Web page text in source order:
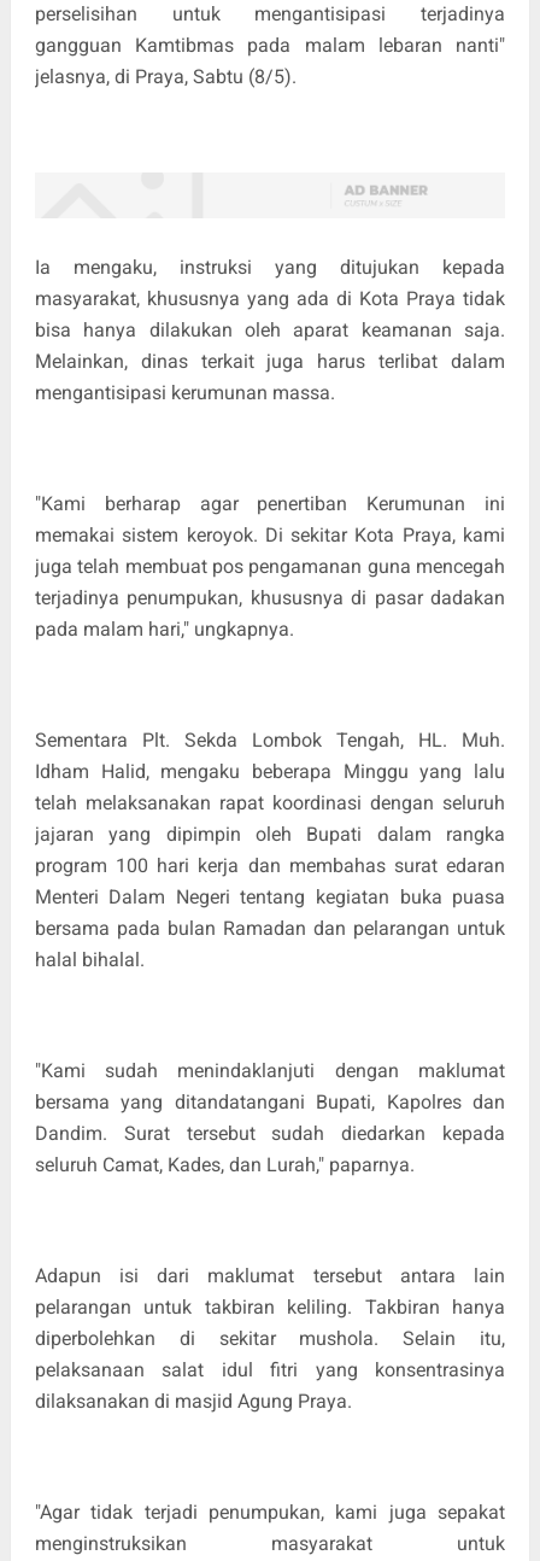
perselisihan untuk mengantisipasi terjadinya
gangguan Kamtibmas pada malam lebaran nanti"
jelasnya, di Praya, Sabtu (8/5).
Ia mengaku, instruksi yang ditujukan kepada
masyarakat, khususnya yang ada di Kota Praya tidak
bisa hanya dilakukan oleh aparat keamanan saja.
Melainkan, dinas terkait juga harus terlibat dalam
mengantisipasi kerumunan massa.
"Kami berharap agar penertiban Kerumunan ini
memakai sistem keroyok. Di sekitar Kota Praya, kami
juga telah membuat pos pengamanan guna mencegah
terjadinya penumpukan, khususnya di pasar dadakan
pada malam hari," ungkapnya.
Sementara Plt. Sekda Lombok Tengah, HL. Muh.
Idham Halid, mengaku beberapa Minggu yang lalu
telah melaksanakan rapat koordinasi dengan seluruh
jajaran yang dipimpin oleh Bupati dalam rangka
program 100 hari kerja dan membahas surat edaran
Menteri Dalam Negeri tentang kegiatan buka puasa
bersama pada bulan Ramadan dan pelarangan untuk
halal bihalal.
"Kami sudah menindaklanjuti dengan maklumat
bersama yang ditandatangani Bupati, Kapolres dan
Dandim. Surat tersebut sudah diedarkan kepada
seluruh Camat, Kades, dan Lurah," paparnya.
Adapun isi dari maklumat tersebut antara lain
pelarangan untuk takbiran keliling. Takbiran hanya
diperbolehkan di sekitar mushola. Selain itu,
pelaksanaan salat idul fitri yang konsentrasinya
dilaksanakan di masjid Agung Praya.
"Agar tidak terjadi penumpukan, kami juga sepakat
menginstruksikan masyarakat untuk